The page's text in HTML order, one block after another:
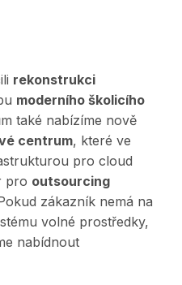
rekonstrukci
moderního školicího
také nabízíme nově
centrum, které ve
pro cloud
pro outsourcing
zákazník nemá na
volné prostředky,
nabídnout